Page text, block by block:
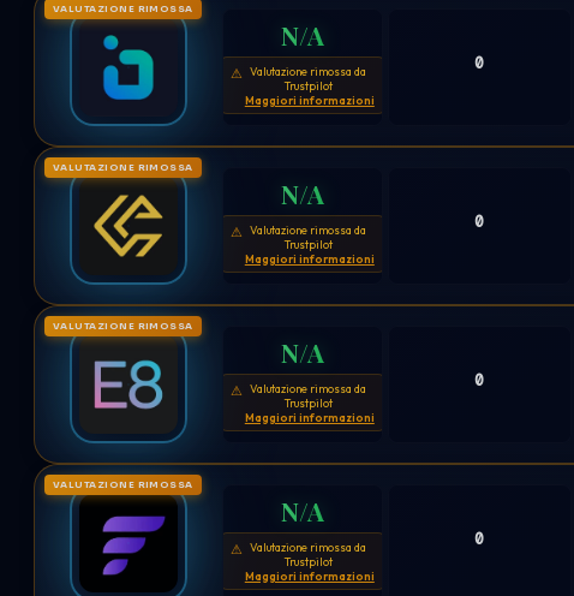
VALUTAZIONE RIMOSSA
N/A
⚠
Valutazione rimossa da
Trustpilot
Maggiori informazioni
0
VALUTAZIONE RIMOSSA
N/A
⚠
Valutazione rimossa da
Trustpilot
Maggiori informazioni
0
VALUTAZIONE RIMOSSA
N/A
⚠
Valutazione rimossa da
Trustpilot
Maggiori informazioni
0
VALUTAZIONE RIMOSSA
N/A
⚠
Valutazione rimossa da
Trustpilot
Maggiori informazioni
0